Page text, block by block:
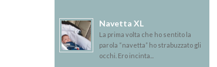
Navetta XL
La prima volta che ho sentito la
parola “navetta” ho strabuzzato gli
occhi. Ero incinta...